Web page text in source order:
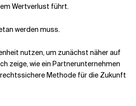
Wertverlust führt.
werden muss.
nutzen, um zunächst näher auf
zeige, wie ein Partnerunternehmen
Methode für die Zukunft